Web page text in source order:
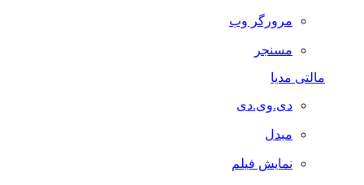
مرورگر وب
مسنجر
مالتی مدیا
دی.وی.دی
مبدل
نمایش فیلم